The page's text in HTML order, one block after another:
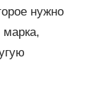
нужно
марка,